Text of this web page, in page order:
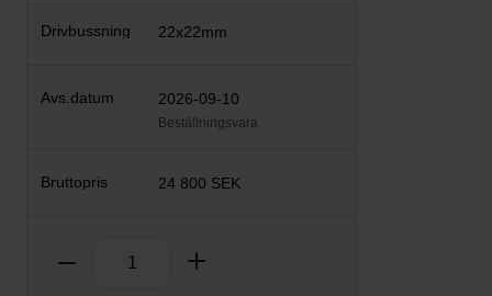
22x22mm
2026-09-10
Beställningsvara
24 800 SEK
Ta bort